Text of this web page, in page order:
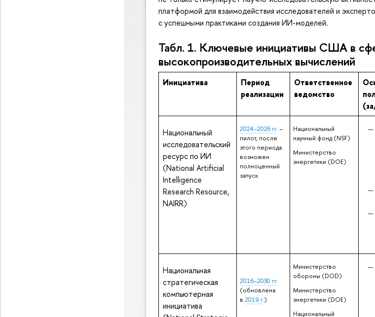
платформой для взаимодействия исследователей и
с успешными практиками создания ИИ-моделей.
Табл. 1. Ключевые инициативы США в
высокопроизводительных вычислений
Инициатива
Период
реализации
Ответственное
ведомство
Национальный
исследовательский
ресурс по ИИ
(National Artificial
Intelligence
Research Resource,
NAIRR)
2024–2026 гг. –
пилот, после
этого периода
возможен
полноценный
запуск
Национальный
научный фонд (NSF)
Министерство
энергетики (DOE)
Национальная
стратегическая
компьютерная
инициатива
2016–2030 гг.
(обновлена
в2019 г.)
Министерство
обороны (DOD)
Министерство
энергетики (DOE)
Национальный